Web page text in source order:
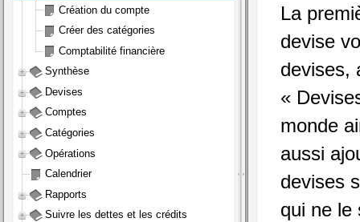
Création du compte
Créer des catégories
Comptabilité financière
Synthèse
Devises
Comptes
Catégories
Opérations
Calendrier
Rapports
Suivre les dettes et les crédits
La
devise
devises,
«
monde
aussi
devises
qui ne le